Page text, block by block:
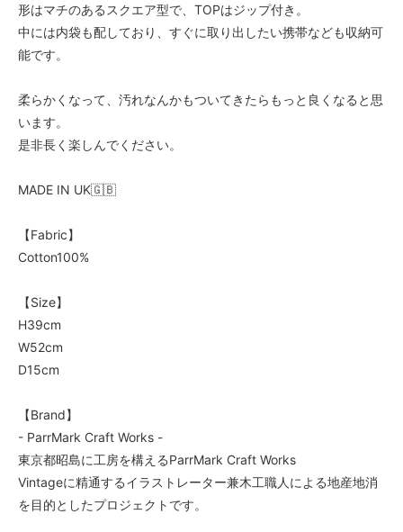
形はマチのあるスクエア型で、TOPはジップ付き。
中には内袋も配しており、すぐに取り出したい携帯なども収納可
能です。
柔らかくなって、汚れなんかもついてきたらもっと良くなると思
います。
是非長く楽しんでください。
MADE IN UK🇬🇧
【Fabric】
Cotton100%
【Size】
H39cm
W52cm
D15cm
【Brand】
- ParrMark Craft Works -
東京都昭島に工房を構えるParrMark Craft Works
Vintageに精通するイラストレーター兼木工職人による地産地消
を目的としたプロジェクトです。